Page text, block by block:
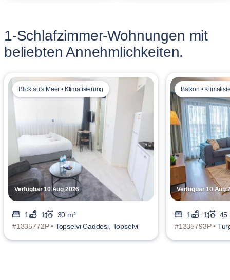
1-Schlafzimmer-Wohnungen mit
beliebten Annehmlichkeiten.
Verfügbar 10 Aug 2026
Blick aufs Meer • Klimatisierung
1 1
30 m²
#1335772P • Topselvi Caddesi, Topselvi
Verfügbar 10 Aug
Balkon •
1 1
45
#1335793P •